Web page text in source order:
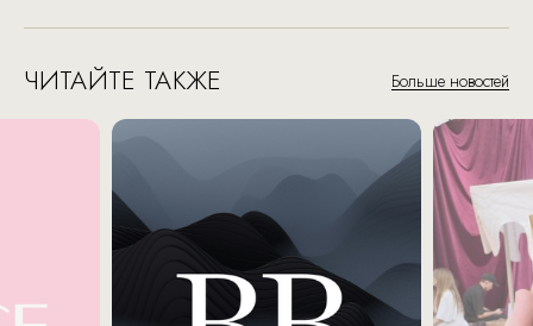
ЧИТАЙТЕ ТАКЖЕ Больше новостей